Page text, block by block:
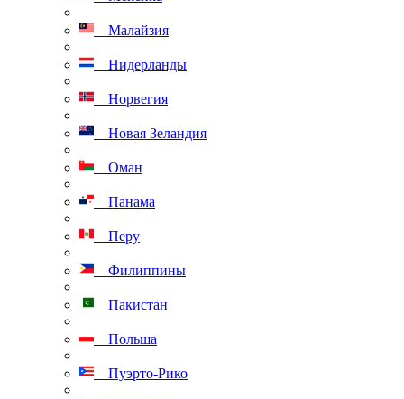
Малайзия
Нидерланды
Норвегия
Новая Зеландия
Оман
Панама
Перу
Филиппины
Пакистан
Польша
Пуэрто-Рико